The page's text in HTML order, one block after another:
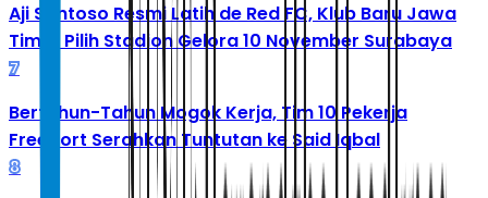
Aji Santoso Resmi Latih de Red FC, Klub Baru Jawa
Timur Pilih Stadion Gelora 10 November Surabaya
7
Bertahun-Tahun Mogok Kerja, Tim 10 Pekerja
Freeport Serahkan Tuntutan ke Said Iqbal
8